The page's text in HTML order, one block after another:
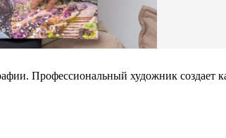
Профессиональный художник создает